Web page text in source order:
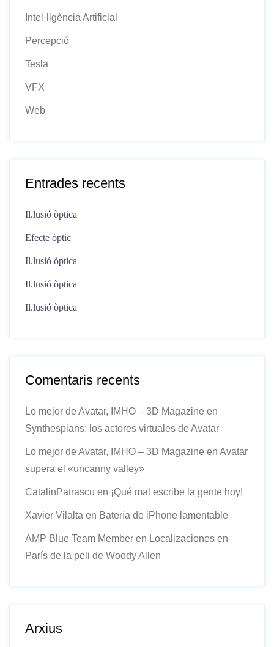
Intel·ligència Artificial
Percepció
Tesla
VFX
Web
Entrades recents
Il.lusió òptica
Efecte òptic
Il.lusió òptica
Il.lusió òptica
Il.lusió òptica
Comentaris recents
Lo mejor de Avatar, IMHO – 3D Magazine en
Synthespians: los actores virtuales de Avatar
Lo mejor de Avatar, IMHO – 3D Magazine en Avatar
supera el «uncanny valley»
CatalinPatrascu en ¡Qué mal escribe la gente hoy!
Xavier Vilalta en Batería de iPhone lamentable
AMP Blue Team Member en Localizaciones en
París de la peli de Woody Allen
Arxius